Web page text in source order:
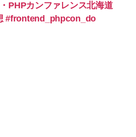
PHPカンファレンス北海道
#frontend_phpcon_do